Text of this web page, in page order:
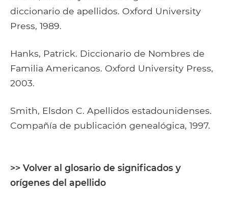
diccionario de apellidos. Oxford University
Press, 1989.
Hanks, Patrick. Diccionario de Nombres de
Familia Americanos. Oxford University Press,
2003.
Smith, Elsdon C. Apellidos estadounidenses.
Compañía de publicación genealógica, 1997.
>> Volver al glosario de significados y
orígenes del apellido